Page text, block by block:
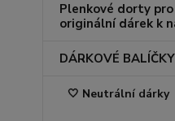
Plenkové dorty
originální dárek k
DÁRKOVÉ BALÍČKY
🤍 Neutrální dárky